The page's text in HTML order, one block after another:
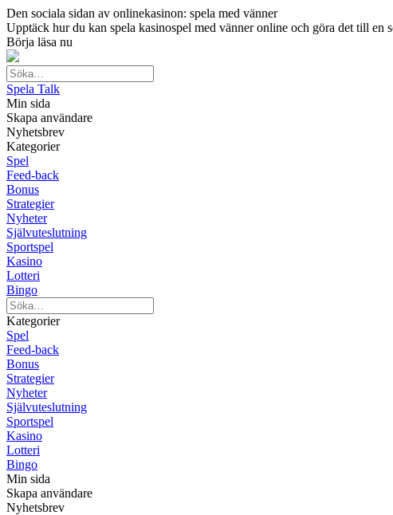
Den sociala sidan av onlinekasinon: spela med vänner
Upptäck hur du kan spela kasinospel med vänner online och göra det till
Börja läsa nu
Spela Talk
Min sida
Skapa användare
Nyhetsbrev
Kategorier
Spel
Feed-back
Bonus
Strategier
Nyheter
Självuteslutning
Sportspel
Kasino
Lotteri
Bingo
Kategorier
Spel
Feed-back
Bonus
Strategier
Nyheter
Självuteslutning
Sportspel
Kasino
Lotteri
Bingo
Min sida
Skapa användare
Nyhetsbrev